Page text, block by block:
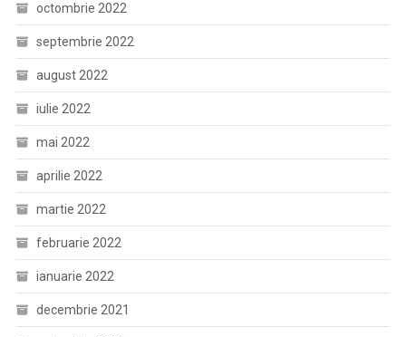
octombrie 2022
septembrie 2022
august 2022
iulie 2022
mai 2022
aprilie 2022
martie 2022
februarie 2022
ianuarie 2022
decembrie 2021